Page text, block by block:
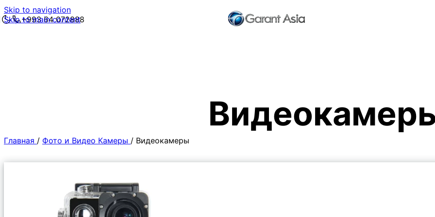
Skip to navigation
Skip to main content
+993 64 072888
Главная / Фото и Видео Камеры / Видеокамеры